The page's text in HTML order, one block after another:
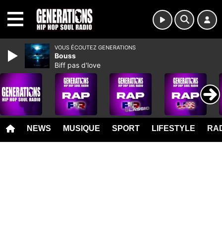
NEWS MUSIQUE SPORT LIFESTYLE
VOUS ÉCOUTEZ GENERATIONS
Bouss
Biff pas d'love